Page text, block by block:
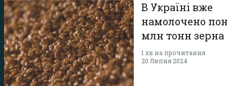
В Україні вже
намолочено
млн тонн зерна
1 хв на прочитання
20 Липня 2024